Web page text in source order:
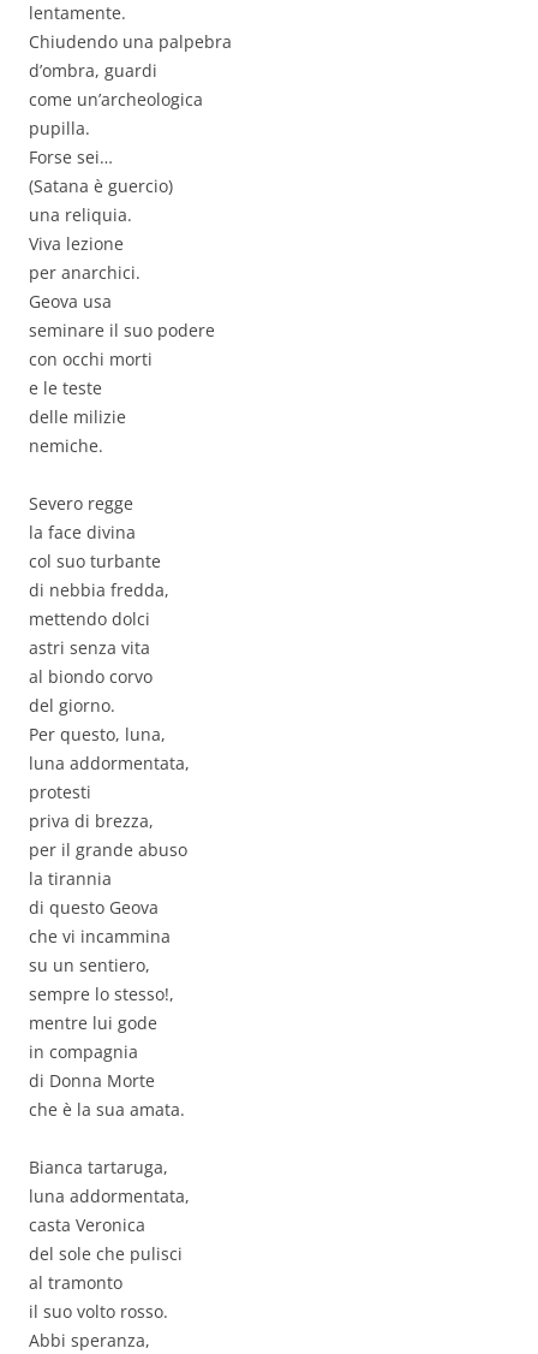
lentamente.
Chiudendo una palpebra
d’ombra, guardi
come un’archeologica
pupilla.
Forse sei…
(Satana è guercio)
una reliquia.
Viva lezione
per anarchici.
Geova usa
seminare il suo podere
con occhi morti
e le teste
delle milizie
nemiche.
Severo regge
la face divina
col suo turbante
di nebbia fredda,
mettendo dolci
astri senza vita
al biondo corvo
del giorno.
Per questo, luna,
luna addormentata,
protesti
priva di brezza,
per il grande abuso
la tirannia
di questo Geova
che vi incammina
su un sentiero,
sempre lo stesso!,
mentre lui gode
in compagnia
di Donna Morte
che è la sua amata.
Bianca tartaruga,
luna addormentata,
casta Veronica
del sole che pulisci
al tramonto
il suo volto rosso.
Abbi speranza,